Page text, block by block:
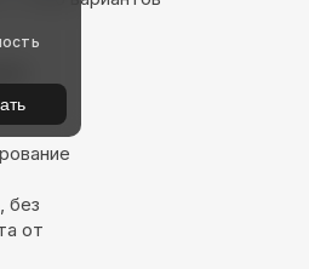
без
от